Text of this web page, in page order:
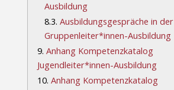
Ausbildung
8.3. Ausbildungsgespräche in der
Gruppenleiter*innen-Ausbildung
9. Anhang Kompetenzkatalog
Jugendleiter*innen-Ausbildung
10. Anhang Kompetenzkatalog